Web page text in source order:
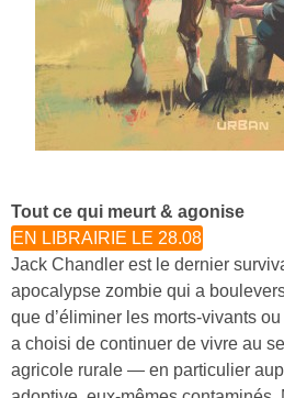
Tout ce qui meurt & agonise
EN LIBRAIRIE LE 28.08
Jack Chandler est le dernier
apocalypse zombie qui a
que d’éliminer les morts-vivants
a choisi de continuer de vivre au
agricole rurale — en particulier